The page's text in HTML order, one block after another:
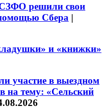
решили свои
Сбера |
и «книжки»
участие в выездном
на тему: «Сельский